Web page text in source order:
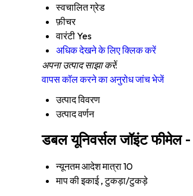
स्वचालित ग्रेड
फ़ीचर
वारंटीYes
अधिक देखने के लिए क्लिक करें
अपना उत्पाद साझा करें:
वापस कॉल करने का अनुरोधजांच भेजें
उत्पाद विवरण
उत्पाद वर्णन
डबल यूनिवर्सल जॉइंट फीमेल
न्यूनतम आदेश मात्रा10
माप की इकाई , टुकड़ा/टुकड़े